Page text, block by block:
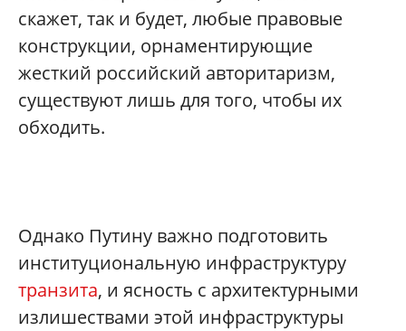
скажет, так и будет, любые правовые
конструкции, орнаментирующие
жесткий российский авторитаризм,
существуют лишь для того, чтобы их
обходить.
Однако Путину важно подготовить
институциональную инфраструктуру
транзита, и ясность с архитектурными
излишествами этой инфраструктуры